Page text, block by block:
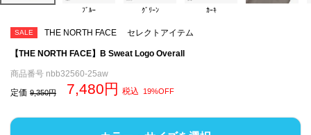
ﾌﾞﾙｰ ｸﾞﾘｰﾝ ｶｰｷ
SALE THE NORTH FACE セレクトアイテム
【THE NORTH FACE】B Sweat Logo Overall
商品番号 nbb32560-25aw
定価 9,350 7,480 税込 19%OFF